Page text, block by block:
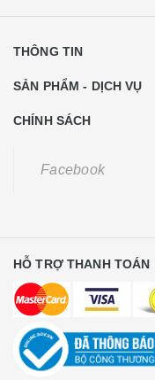
THÔNG TIN
SẢN PHẨM - DỊCH VỤ
CHÍNH SÁCH
Facebook
HỖ TRỢ THANH TOÁN